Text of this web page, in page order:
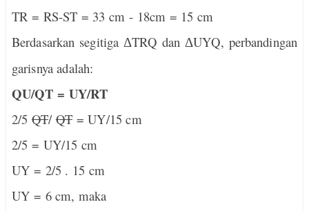
TR = RS-ST = 33 cm - 18cm = 15 cm
Berdasarkan segitigaΔTRQ danΔUYQ, perbandingan
garisnya adalah:
QU/QT = UY/RT
2/5 QT/QT = UY/15 cm
2/5 = UY/15 cm
UY = 2/5 . 15 cm
UY = 6 cm, maka